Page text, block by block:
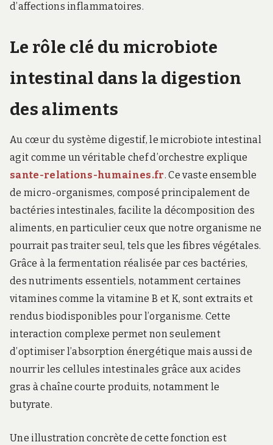
d’affections inflammatoires.
Le rôle clé du microbiote
intestinal dans la digestion
des aliments
Au cœur du système digestif, le microbiote intestinal
agit comme un véritable chef d’orchestre explique
sante-relations-humaines.fr. Ce vaste ensemble
de micro-organismes, composé principalement de
bactéries intestinales, facilite la décomposition des
aliments, en particulier ceux que notre organisme ne
pourrait pas traiter seul, tels que les fibres végétales.
Grâce à la fermentation réalisée par ces bactéries,
des nutriments essentiels, notamment certaines
vitamines comme la vitamine B et K, sont extraits et
rendus biodisponibles pour l’organisme. Cette
interaction complexe permet non seulement
d’optimiser l’absorption énergétique mais aussi de
nourrir les cellules intestinales grâce aux acides
gras à chaîne courte produits, notamment le
butyrate.
Une illustration concrète de cette fonction est